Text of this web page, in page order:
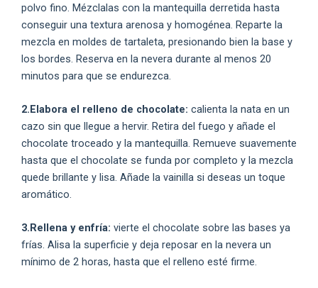
polvo fino. Mézclalas con la mantequilla derretida hasta
conseguir una textura arenosa y homogénea. Reparte la
mezcla en moldes de tartaleta, presionando bien la base y
los bordes. Reserva en la nevera durante al menos 20
minutos para que se endurezca.
2.Elabora el relleno de chocolate: calienta la nata en un
cazo sin que llegue a hervir. Retira del fuego y añade el
chocolate troceado y la mantequilla. Remueve suavemente
hasta que el chocolate se funda por completo y la mezcla
quede brillante y lisa. Añade la vainilla si deseas un toque
aromático.
3.Rellena y enfría: vierte el chocolate sobre las bases ya
frías. Alisa la superficie y deja reposar en la nevera un
mínimo de 2 horas, hasta que el relleno esté firme.